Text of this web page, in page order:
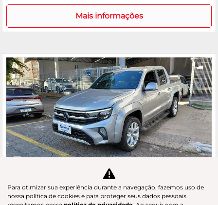
Mais informações
pa
rtil
VOLKSWAGEN
AMAROK 3.0 V6 TDI HIGHLINE CD 4MOTION
Para otimizar sua experiência durante a navegação, fazemos uso de
nossa política de cookies e para proteger seus dados pessoais